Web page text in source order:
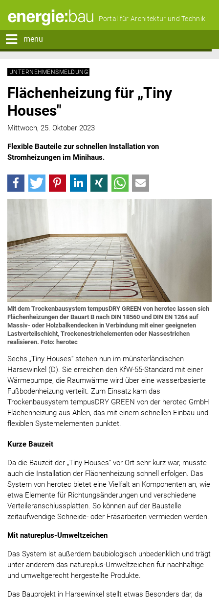
Portal für Architektur und Technik
menu
UNTERNEHMENSMELDUNG
Flächenheizung für „Tiny
Houses"
Mittwoch, 25. Oktober 2023
Flexible Bauteile zur schnellen Installation von
Stromheizungen im Minihaus.
Mit dem Trockenbausystem tempusDRY GREEN von herotec lassen sich
Flächenheizungen der Bauart B nach DIN 18560 und DIN EN 1264 auf
Massiv- oder Holzbalkendecken in Verbindung mit einer geeigneten
Lastverteilschicht, Trockenestrichelementen oder Nassestrichen
realisieren. Foto: herotec
Sechs „Tiny Houses“ stehen nun im münsterländischen
Harsewinkel (D). Sie erreichen den KfW-55-Standard mit einer
Wärmepumpe, die Raumwärme wird über eine wasserbasierte
Fußbodenheizung verteilt. Zum Einsatz kam das
Trockenbausystem tempusDRY GREEN von der herotec GmbH
Flächenheizung aus Ahlen, das mit einem schnellen Einbau und
flexiblen Systemelementen punktet.
Kurze Bauzeit
Da die Bauzeit der „Tiny Houses“ vor Ort sehr kurz war, musste
auch die Installation der Flächenheizung schnell erfolgen. Das
System von herotec bietet eine Vielfalt an Komponenten an, wie
etwa Elemente für Richtungsänderungen und verschiedene
Verteileranschlussplatten. So können auf der Baustelle
zeitaufwendige Schneide- oder Fräsarbeiten vermieden werden.
Mit natureplus-Umweltzeichen
Das System ist außerdem baubiologisch unbedenklich und trägt
unter anderem das natureplus-Umweltzeichen für nachhaltige
und umweltgerecht hergestellte Produkte.
Das Bauprojekt in Harsewinkel stellt etwas Besonders dar, da